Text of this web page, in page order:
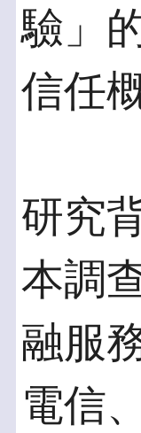
驗」
信任
研究
本調
融服
電信